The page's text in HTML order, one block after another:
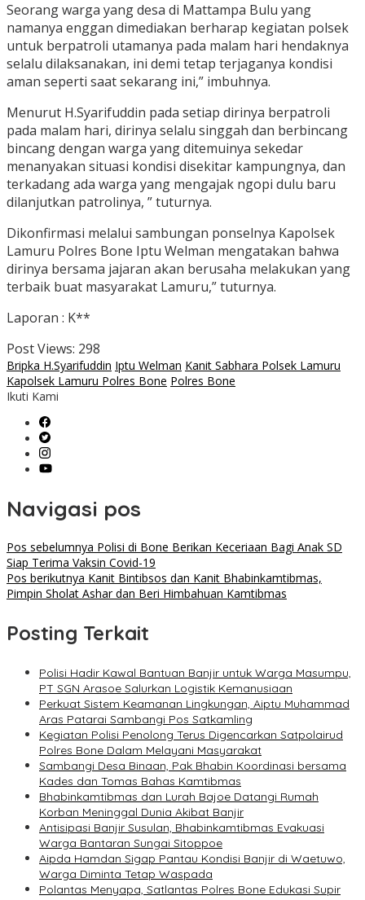
Seorang warga yang desa di Mattampa Bulu yang
namanya enggan dimediakan berharap kegiatan polsek
untuk berpatroli utamanya pada malam hari hendaknya
selalu dilaksanakan, ini demi tetap terjaganya kondisi
aman seperti saat sekarang ini,” imbuhnya.
Menurut H.Syarifuddin pada setiap dirinya berpatroli
pada malam hari, dirinya selalu singgah dan berbincang
bincang dengan warga yang ditemuinya sekedar
menanyakan situasi kondisi disekitar kampungnya, dan
terkadang ada warga yang mengajak ngopi dulu baru
dilanjutkan patrolinya, ” tuturnya.
Dikonfirmasi melalui sambungan ponselnya Kapolsek
Lamuru Polres Bone Iptu Welman mengatakan bahwa
dirinya bersama jajaran akan berusaha melakukan yang
terbaik buat masyarakat Lamuru,” tuturnya.
Laporan : K**
Post Views: 298
Bripka H.Syarifuddin Iptu Welman Kanit Sabhara Polsek Lamuru
Kapolsek Lamuru Polres Bone Polres Bone
Ikuti Kami
Navigasi pos
Pos sebelumnya Polisi di Bone Berikan Keceriaan Bagi Anak SD
Siap Terima Vaksin Covid-19
Pos berikutnya Kanit Bintibsos dan Kanit Bhabinkamtibmas,
Pimpin Sholat Ashar dan Beri Himbahuan Kamtibmas
Posting Terkait
Polisi Hadir Kawal Bantuan Banjir untuk Warga Masumpu,
PT SGN Arasoe Salurkan Logistik Kemanusiaan
Perkuat Sistem Keamanan Lingkungan, Aiptu Muhammad
Aras Patarai Sambangi Pos Satkamling
Kegiatan Polisi Penolong Terus Digencarkan Satpolairud
Polres Bone Dalam Melayani Masyarakat
Sambangi Desa Binaan, Pak Bhabin Koordinasi bersama
Kades dan Tomas Bahas Kamtibmas
Bhabinkamtibmas dan Lurah Bajoe Datangi Rumah
Korban Meninggal Dunia Akibat Banjir
Antisipasi Banjir Susulan, Bhabinkamtibmas Evakuasi
Warga Bantaran Sungai Sitoppoe
Aipda Hamdan Sigap Pantau Kondisi Banjir di Waetuwo,
Warga Diminta Tetap Waspada
Polantas Menyapa, Satlantas Polres Bone Edukasi Supir